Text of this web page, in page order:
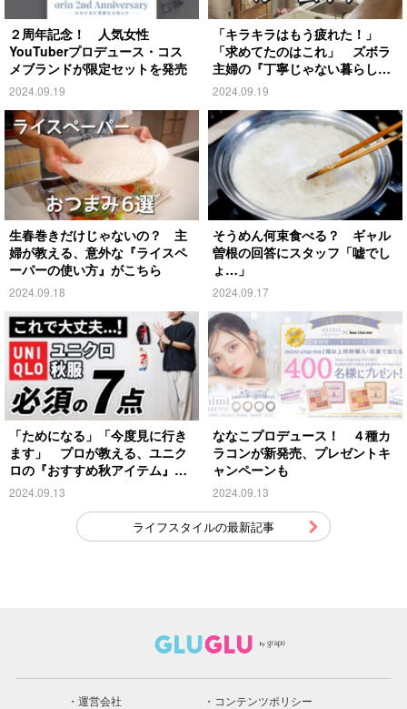
２周年記念！ 人気女性
YouTuberプロデュース・コス
メブランドが限定セットを発売
2024.09.19
「キラキラはもう疲れた！」
「求めてたのはこれ」 ズボラ
主婦の『丁寧じゃない暮らし』
がこちら
2024.09.19
生春巻きだけじゃないの？ 主
婦が教える、意外な『ライスペ
ーパーの使い方』がこちら
2024.09.18
そうめん何束食べる？ ギャル
曽根の回答にスタッフ「嘘でし
ょ…」
2024.09.17
「ためになる」「今度見に行き
ます」 プロが教える、ユニク
ロの『おすすめ秋アイテム』が
こちら
2024.09.13
ななこプロデュース！ ４種カ
ラコンが新発売、プレゼントキ
ャンペーンも
2024.09.13
ライフスタイルの最新記事
運営会社 コンテンツポリシー